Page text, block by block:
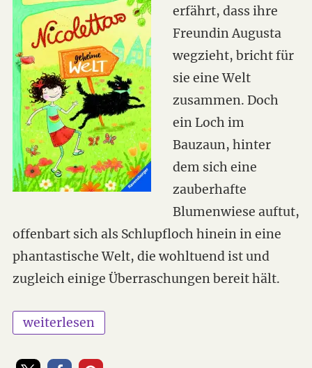
erfährt, dass ihre
Freundin Augusta
wegzieht, bricht für
sie eine Welt
zusammen. Doch
ein Loch im
Bauzaun, hinter
dem sich eine
zauberhafte
Blumenwiese auftut,
offenbart sich als Schlupfloch hinein in eine
phantastische Welt, die wohltuend ist und
zugleich einige Überraschungen bereit hält.
„Nicolettas geheime Welt“
weiterlesen